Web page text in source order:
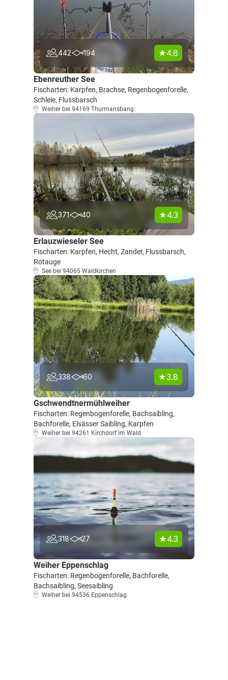
442 194 4.8
Ebenreuther See
Fischarten: Karpfen, Brachse, Regenbogenforelle,
Schleie, Flussbarsch
Weiher bei 94169 Thurmansbang
371 40 4.3
Erlauzwieseler See
Fischarten: Karpfen, Hecht, Zander, Flussbarsch,
Rotauge
See bei 94065 Waldkirchen
338 60 3.8
Gschwendtnermühlweiher
Fischarten: Regenbogenforelle, Bachsaibling,
Bachforelle, Elsässer Saibling, Karpfen
Weiher bei 94261 Kirchdorf im Wald
318 27 4.3
Weiher Eppenschlag
Fischarten: Regenbogenforelle, Bachforelle,
Bachsaibling, Seesaibling
Weiher bei 94536 Eppenschlag